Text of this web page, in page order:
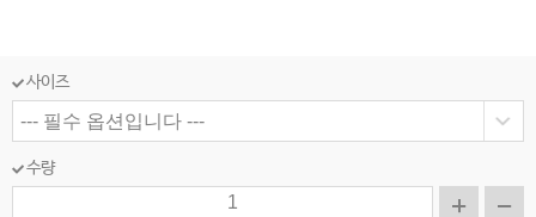
사이즈
수량